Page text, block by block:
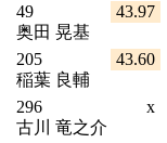
49
奥田 晃基
43.97
205
稲葉 良輔
43.60
296
古川 竜之介
x